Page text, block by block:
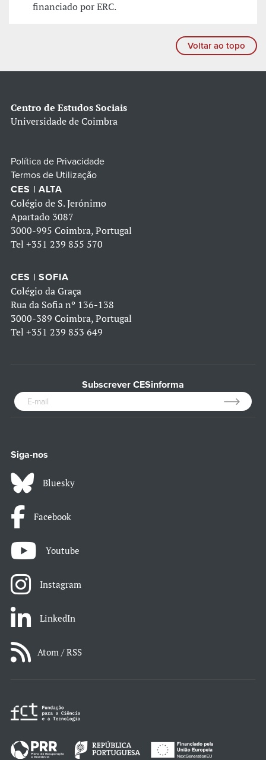
financiado por ERC.
Voltar ao topo
Centro de Estudos Sociais
Universidade de Coimbra
Política de Privacidade
Termos de Utilização
CES | ALTA
Colégio de S. Jerónimo
Apartado 3087
3000-995 Coimbra, Portugal
Tel +351 239 855 570
CES | SOFIA
Colégio da Graça
Rua da Sofia nº 136-138
3000-389 Coimbra, Portugal
Tel +351 239 853 649
Subscrever CESinforma
Siga-nos
Bluesky
Facebook
Youtube
Instagram
LinkedIn
Atom / RSS